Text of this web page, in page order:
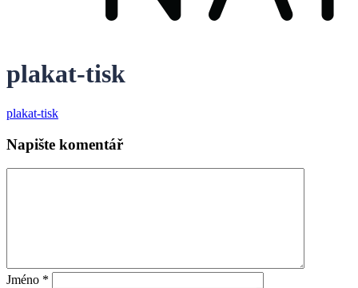
plakat-tisk
plakat-tisk
Napište komentář
Jméno *